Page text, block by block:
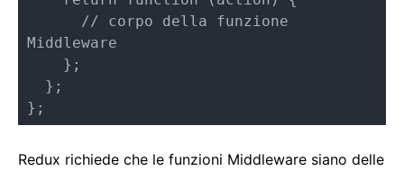
Middleware
};
Redux richiede che le funzioni Middleware siano delle